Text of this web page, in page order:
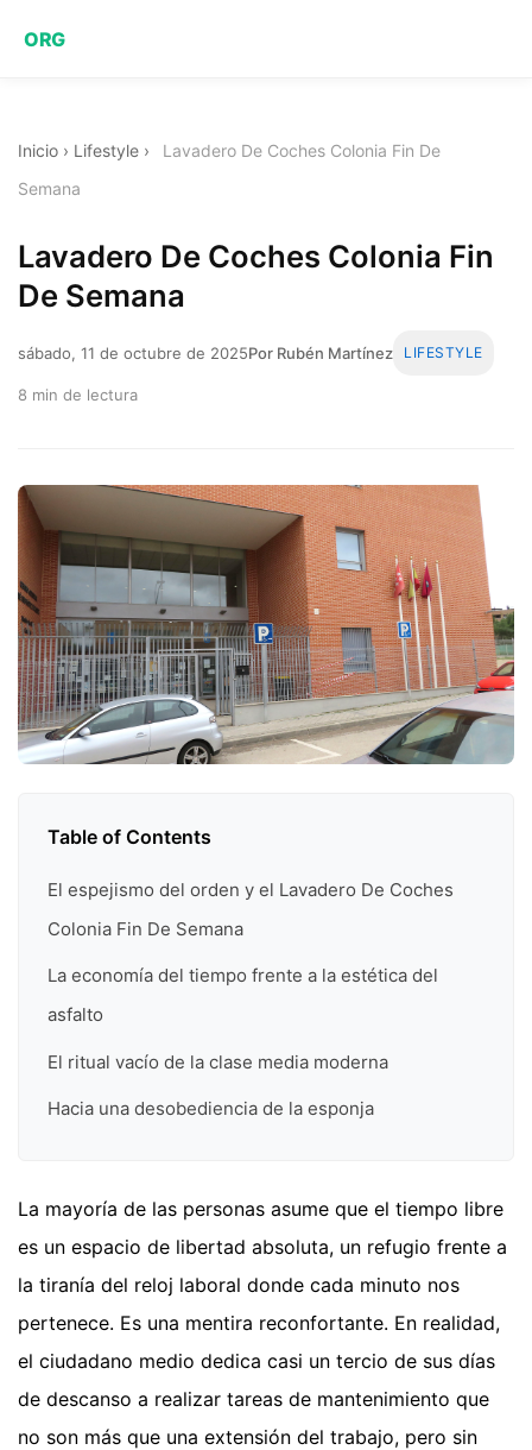
ORG
Inicio › Lifestyle ›
Lavadero De Coches Colonia Fin De
Semana
Lavadero De Coches Colonia Fin
De Semana
sábado, 11 de octubre de 2025Por Rubén Martínez LIFESTYLE
8 min de lectura
Table of Contents
El espejismo del orden y el Lavadero De Coches
Colonia Fin De Semana
La economía del tiempo frente a la estética del
asfalto
El ritual vacío de la clase media moderna
Hacia una desobediencia de la esponja
La mayoría de las personas asume que el tiempo libre
es un espacio de libertad absoluta, un refugio frente a
la tiranía del reloj laboral donde cada minuto nos
pertenece. Es una mentira reconfortante. En realidad,
el ciudadano medio dedica casi un tercio de sus días
de descanso a realizar tareas de mantenimiento que
no son más que una extensión del trabajo, pero sin